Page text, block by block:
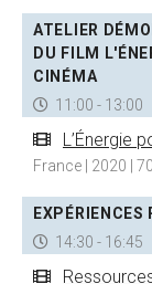
ATELIER
DU FILM
CINÉMA
11:00 - 13:00
L’Énergie
France | 2020 |
14:30 - 16:45